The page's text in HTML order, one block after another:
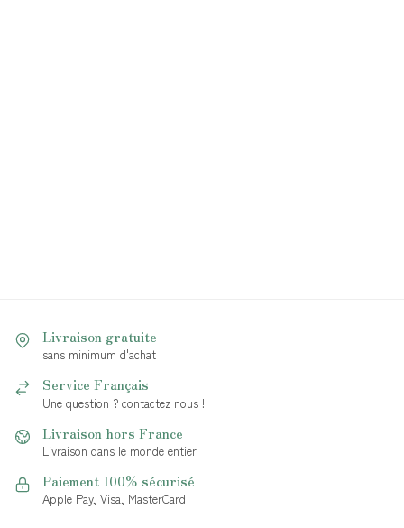
Livraison gratuite
sans minimum d'achat
Service Français
Une question ? contactez nous !
Livraison hors France
Livraison dans le monde entier
Paiement 100% sécurisé
Apple Pay, Visa, MasterCard